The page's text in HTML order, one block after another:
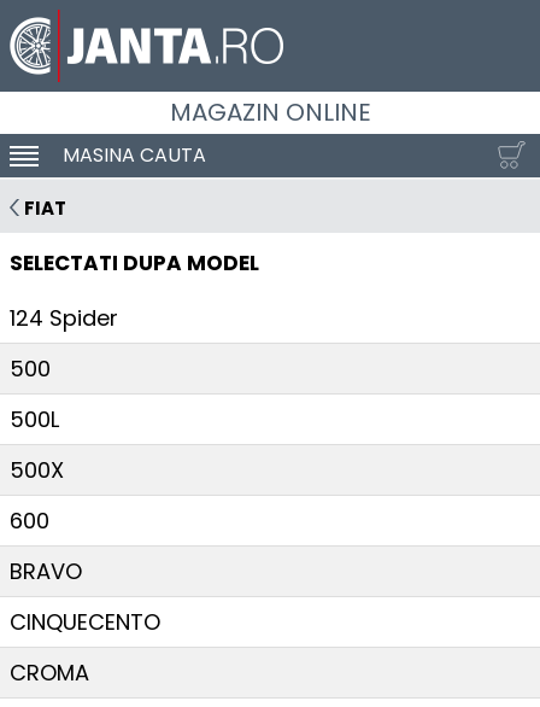
MAGAZIN ONLINE
SCHIMBA NAVIGAREA
MASINA CAUTA
FIAT
SELECTATI DUPA MODEL
124 Spider
500
500L
500X
600
BRAVO
CINQUECENTO
CROMA